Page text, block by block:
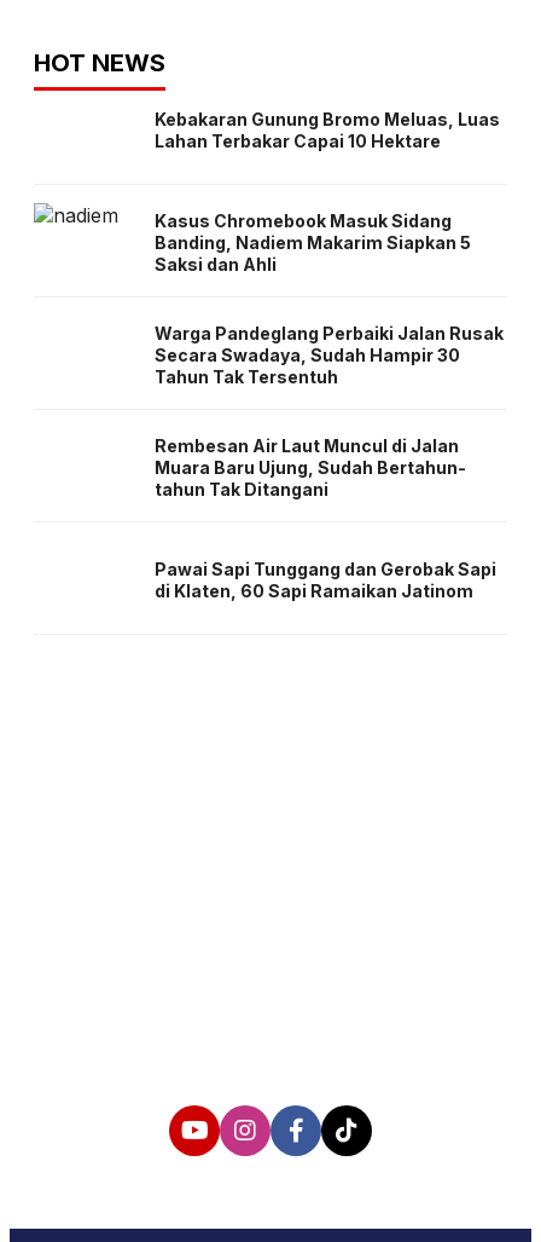
HOT NEWS
Kebakaran Gunung Bromo Meluas, Luas
Lahan Terbakar Capai 10 Hektare
Kasus Chromebook Masuk Sidang
Banding, Nadiem Makarim Siapkan 5
Saksi dan Ahli
Warga Pandeglang Perbaiki Jalan Rusak
Secara Swadaya, Sudah Hampir 30
Tahun Tak Tersentuh
Rembesan Air Laut Muncul di Jalan
Muara Baru Ujung, Sudah Bertahun-
tahun Tak Ditangani
Pawai Sapi Tunggang dan Gerobak Sapi
di Klaten, 60 Sapi Ramaikan Jatinom